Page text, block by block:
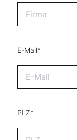
E-Mail*
PLZ*
Karriere